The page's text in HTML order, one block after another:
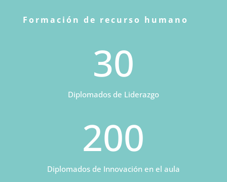
Formación de recurso humano
30
Diplomados de Liderazgo
200
Diplomados de Innovación en el aula